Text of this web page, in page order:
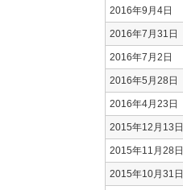
2016年9月4日
2016年7月31日
2016年7月2日
2016年5月28日
2016年4月23日
2015年12月13日
2015年11月28日
2015年10月31日